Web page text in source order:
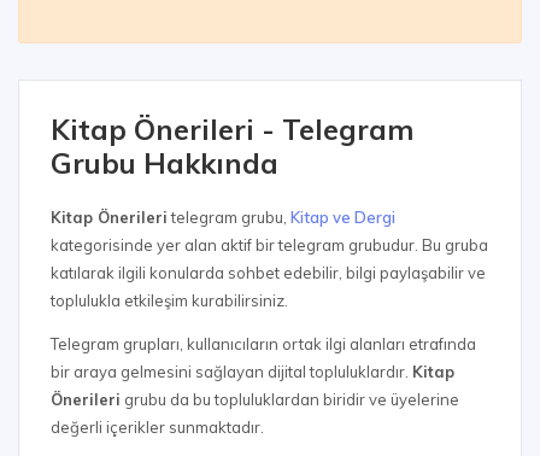
Kitap Önerileri - Telegram
Grubu Hakkında
Kitap Önerileritelegram grubu, Kitap ve Dergi
kategorisinde yer alan aktif bir telegram grubudur. Bu gruba
katılarak ilgili konularda sohbet edebilir, bilgi paylaşabilir ve
toplulukla etkileşim kurabilirsiniz.
Telegram grupları, kullanıcıların ortak ilgi alanları etrafında
bir araya gelmesini sağlayan dijital topluluklardır. Kitap
Önerileri grubu da bu topluluklardan biridir ve üyelerine
değerli içerikler sunmaktadır.